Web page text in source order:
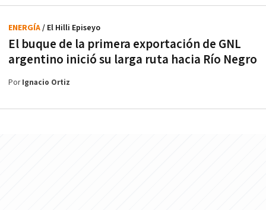
El buque de la primera exportación de GNL
argentino inició su larga ruta hacia Río Negro
ENERGÍA/ El Hilli Episeyo
PorIgnacio Ortiz